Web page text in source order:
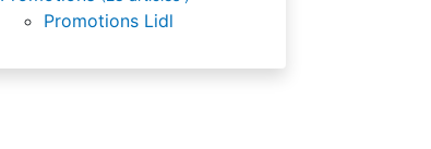
Promotions Lidl